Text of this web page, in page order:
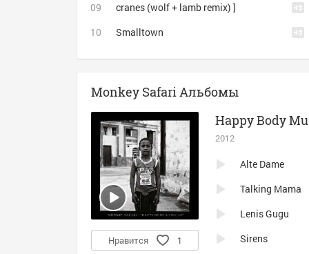
cranes (wolf + lamb remix) ]
Smalltown
Monkey Safari Альбомы
Happy Body
2012
Нравится 1
Alte Dame
Talking Mama
Lenis Gugu
Sirens